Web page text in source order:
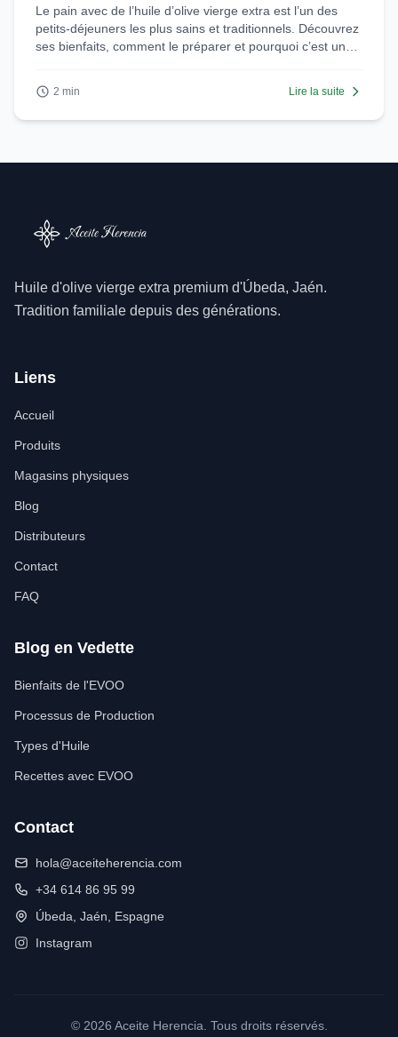
Le pain avec de l’huile d’olive vierge extra est l’un des
petits-déjeuners les plus sains et traditionnels. Découvrez
ses bienfaits, comment le préparer et pourquoi c’est une
2 min Lire la suite
Huile d'olive vierge extra premium d'Úbeda, Jaén.
Tradition familiale depuis des générations.
Liens
Accueil
Produits
Magasins physiques
Blog
Distributeurs
Contact
FAQ
Blog en Vedette
Bienfaits de l'EVOO
Processus de Production
Types d'Huile
Recettes avec EVOO
Contact
hola@aceiteherencia.com
+34 614 86 95 99
Úbeda, Jaén, Espagne
Instagram
© 2026 Aceite Herencia. Tous droits réservés.